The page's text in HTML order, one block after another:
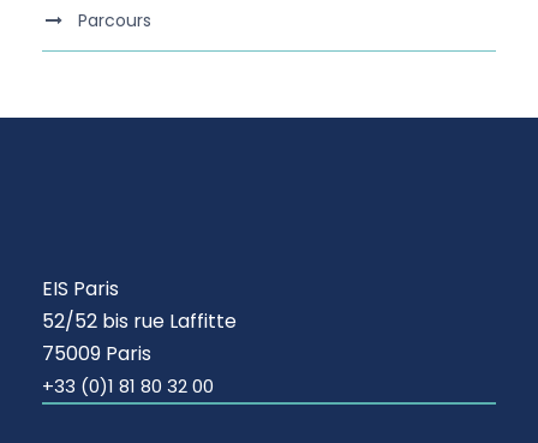
Parcours
EIS Paris
52/52 bis rue Laffitte
75009 Paris
+33 (0)1 81 80 32 00